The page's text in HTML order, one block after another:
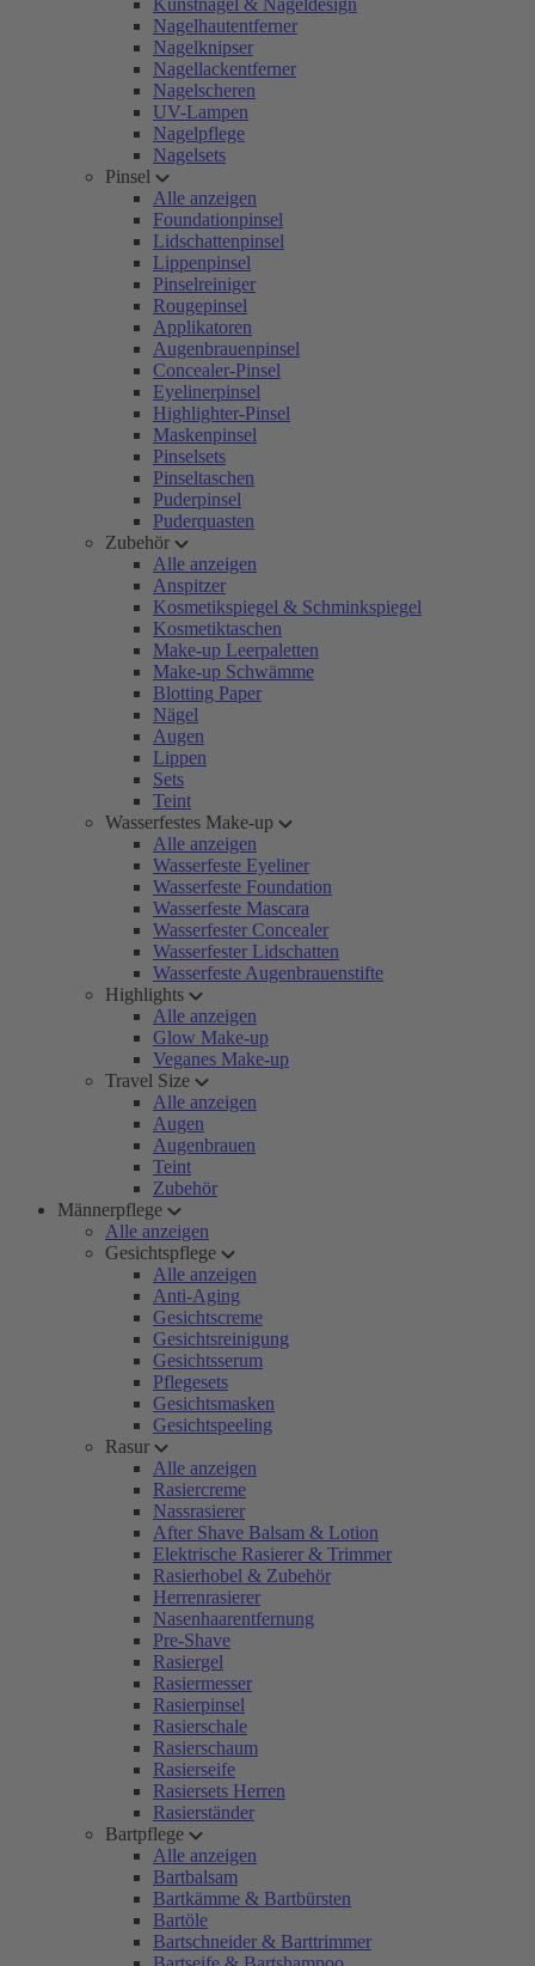
Kunstnägel & Nageldesign
Nagelhautentferner
Nagelknipser
Nagellackentferner
Nagelscheren
UV-Lampen
Nagelpflege
Nagelsets
Pinsel
Alle anzeigen
Foundationpinsel
Lidschattenpinsel
Lippenpinsel
Pinselreiniger
Rougepinsel
Applikatoren
Augenbrauenpinsel
Concealer-Pinsel
Eyelinerpinsel
Highlighter-Pinsel
Maskenpinsel
Pinselsets
Pinseltaschen
Puderpinsel
Puderquasten
Zubehör
Alle anzeigen
Anspitzer
Kosmetikspiegel & Schminkspiegel
Kosmetiktaschen
Make-up Leerpaletten
Make-up Schwämme
Blotting Paper
Nägel
Augen
Lippen
Sets
Teint
Wasserfestes Make-up
Alle anzeigen
Wasserfeste Eyeliner
Wasserfeste Foundation
Wasserfeste Mascara
Wasserfester Concealer
Wasserfester Lidschatten
Wasserfeste Augenbrauenstifte
Highlights
Alle anzeigen
Glow Make-up
Veganes Make-up
Travel Size
Alle anzeigen
Augen
Augenbrauen
Teint
Zubehör
Männerpflege
Alle anzeigen
Gesichtspflege
Alle anzeigen
Anti-Aging
Gesichtscreme
Gesichtsreinigung
Gesichtsserum
Pflegesets
Gesichtsmasken
Gesichtspeeling
Rasur
Alle anzeigen
Rasiercreme
Nassrasierer
After Shave Balsam & Lotion
Elektrische Rasierer & Trimmer
Rasierhobel & Zubehör
Herrenrasierer
Nasenhaarentfernung
Pre-Shave
Rasiergel
Rasiermesser
Rasierpinsel
Rasierschale
Rasierschaum
Rasierseife
Rasiersets Herren
Rasierständer
Bartpflege
Alle anzeigen
Bartbalsam
Bartkämme & Bartbürsten
Bartöle
Bartschneider & Barttrimmer